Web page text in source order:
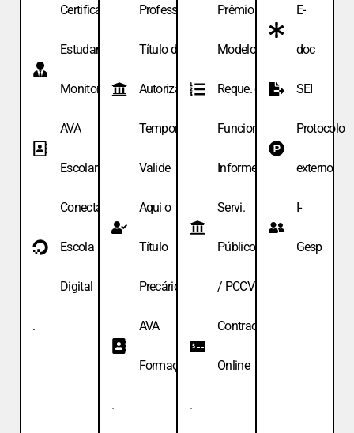
Certificação
Estudante
Monitor
AVA
Escolar
Conecta
Escola
Digital
.
Professor
Título de
Autoriza.
Temporária
Valide
Aqui o
Título
Precário
AVA
Formação
.
Prêmio
Modelo de
Reque. de
Funcionário
Informe
Servi.
Públicos
/ PCCV
Contracheque
Online
.
E-
doc
SEI
Protocolo
externo
I-
Gesp